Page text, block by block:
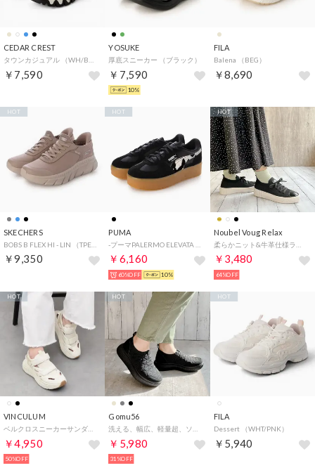
CEDAR CREST
￥7,590
YOSUKE
厚底スニーカー （ブラック）
￥7,590
10%
FILA
Balena （BEG）
￥8,690
SKECHERS
￥9,350
HOT
PUMA
￥6,160
HOT
60%OFF 10%
Noubel Voug Relax
￥3,480
HOT
64%OFF
VINCULUM
￥4,950
HOT
50%OFF
Gomu56
￥5,980
HOT
31%OFF
FILA
Dessert （WHT/PNK）
￥5,940
HOT